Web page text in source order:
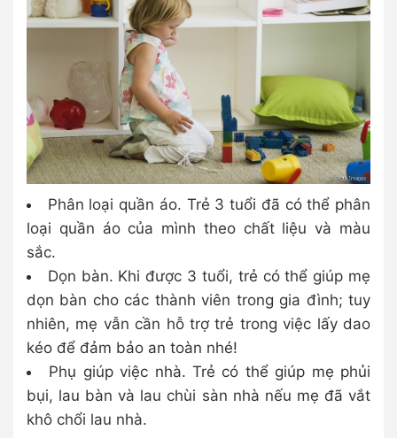
Phân loại quần áo. Trẻ 3 tuổi đã có thể phân
loại quần áo của mình theo chất liệu và màu
sắc.
Dọn bàn. Khi được 3 tuổi, trẻ có thể giúp mẹ
dọn bàn cho các thành viên trong gia đình; tuy
nhiên, mẹ vẫn cần hỗ trợ trẻ trong việc lấy dao
kéo để đảm bảo an toàn nhé!
Phụ giúp việc nhà. Trẻ có thể giúp mẹ phủi
bụi, lau bàn và lau chùi sàn nhà nếu mẹ đã vắt
khô chổi lau nhà.